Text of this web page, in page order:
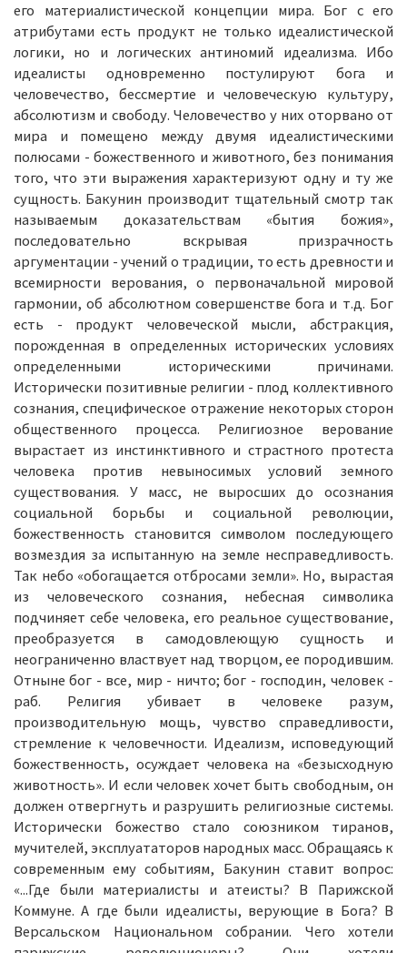
его материалистической концепции мира. Бог с его
атрибутами есть продукт не только идеалистической
логики, но и логических антиномий идеализма. Ибо
идеалисты одновременно постулируют бога и
человечество, бессмертие и человеческую культуру,
абсолютизм и свободу. Человечество у них оторвано от
мира и помещено между двумя идеалистическими
полюсами - божественного и животного, без понимания
того, что эти выражения характеризуют одну и ту же
сущность. Бакунин производит тщательный смотр так
называемым доказательствам «бытия божия»,
последовательно вскрывая призрачность
аргументации - учений о традиции, то есть древности и
всемирности верования, о первоначальной мировой
гармонии, об абсолютном совершенстве бога и т.д. Бог
есть - продукт человеческой мысли, абстракция,
порожденная в определенных исторических условиях
определенными историческими причинами.
Исторически позитивные религии - плод коллективного
сознания, специфическое отражение некоторых сторон
общественного процесса. Религиозное верование
вырастает из инстинктивного и страстного протеста
человека против невыносимых условий земного
существования. У масс, не выросших до осознания
социальной борьбы и социальной революции,
божественность становится символом последующего
возмездия за испытанную на земле несправедливость.
Так небо «обогащается отбросами земли». Но, вырастая
из человеческого сознания, небесная символика
подчиняет себе человека, его реальное существование,
преобразуется в самодовлеющую сущность и
неограниченно властвует над творцом, ее породившим.
Отныне бог - все, мир - ничто; бог - господин, человек -
раб. Религия убивает в человеке разум,
производительную мощь, чувство справедливости,
стремление к человечности. Идеализм, исповедующий
божественность, осуждает человека на «безысходную
животность». И если человек хочет быть свободным, он
должен отвергнуть и разрушить религиозные системы.
Исторически божество стало союзником тиранов,
мучителей, эксплуататоров народных масс. Обращаясь к
современным ему событиям, Бакунин ставит вопрос:
«...Где были материалисты и атеисты? В Парижской
Коммуне. А где были идеалисты, верующие в Бога? В
Версальском Национальном собрании. Чего хотели